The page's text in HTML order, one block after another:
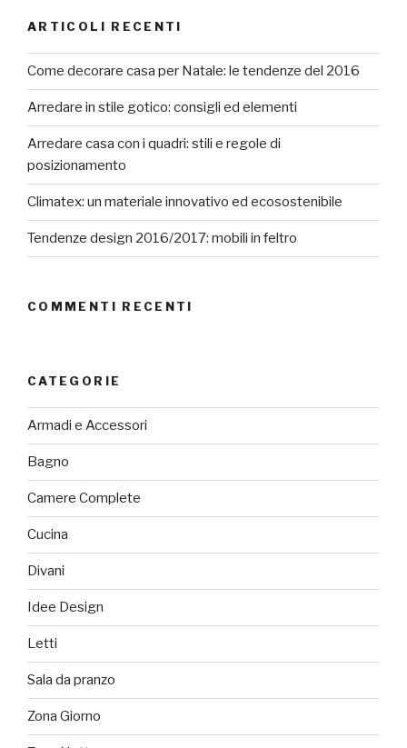
ARTICOLI RECENTI
Come decorare casa per Natale: le tendenze del 2016
Arredare in stile gotico: consigli ed elementi
Arredare casa con i quadri: stili e regole di
posizionamento
Climatex: un materiale innovativo ed ecosostenibile
Tendenze design 2016/2017: mobili in feltro
COMMENTI RECENTI
CATEGORIE
Armadi e Accessori
Bagno
Camere Complete
Cucina
Divani
Idee Design
Letti
Sala da pranzo
Zona Giorno